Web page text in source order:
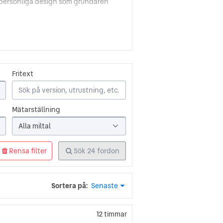
världskänd. Han skapade en
modern. Den tillverkades ända
starkare och Citroën kunde
De blev komplement till de
med design och
på komfort och tekniska
familjer och bilförare som söker
Fritext
Mätarställning
Alla miltal
Rensa filter Sök 24 fordon
Sortera på: Senaste
12 timmar